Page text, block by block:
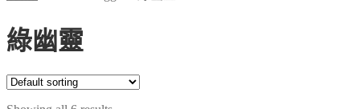
綠幽靈